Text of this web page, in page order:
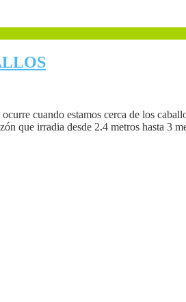
cuando estamos cerca de los
que irradia desde 2.4 metros hasta 3